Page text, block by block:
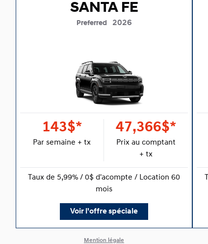
SANTA FE
Preferred 2026
143$*
Par semaine + tx
47,366$*
Prix au comptant
+ tx
Taux de 5,99% / 0$ d'acompte / Location 60
mois
Voir l'offre spéciale
Mention légale